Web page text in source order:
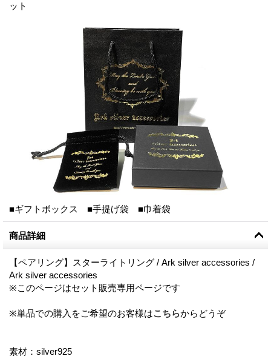
ット
■ギフトボックス ■手提げ袋 ■巾着袋
商品詳細
【ペアリング】スターライトリング / Ark silver accessories /
Ark silver accessories
※このページはセット販売専用ページです
※単品での購入をご希望のお客様はこちらからどうぞ
素材：silver925